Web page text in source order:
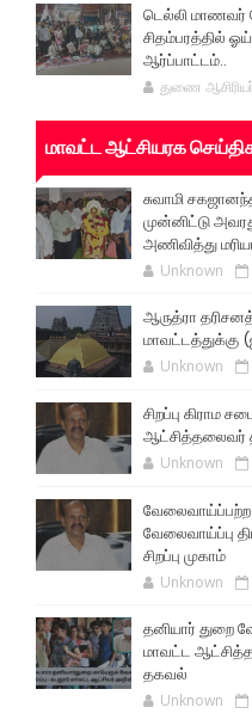
டெல்லி மாணவர்
சிதம்பரத்தில்
ஆர்ப்பாட்டம்..
துணை
மாவட்ட ஆட்சியரக
சுவாமி
முன்னிட்டு
அணிவித்து
Unknown
ஆருத்ரா
மாவட்டத்துக்கு
Unknown
சிறப்பு கிராம
ஆட்சித்தலைவர்
Unknown
வேலைவாய்ப்பு
சிறப்பு முகாம்
Unknown
தனியார் துறை
மாவட்ட
தகவல்
Unknown